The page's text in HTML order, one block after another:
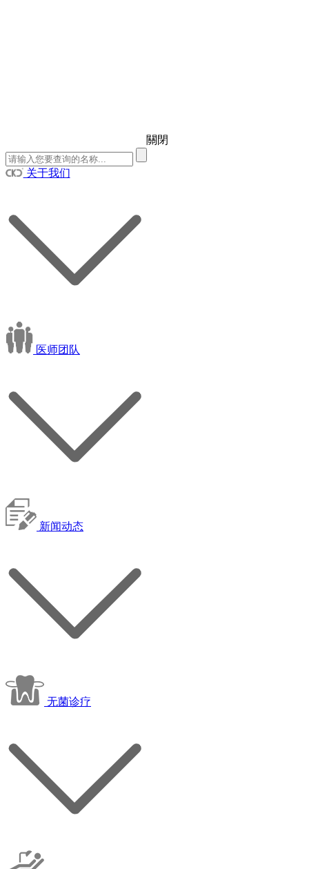
關閉
关于我们
医师团队
新闻动态
无菌诊疗